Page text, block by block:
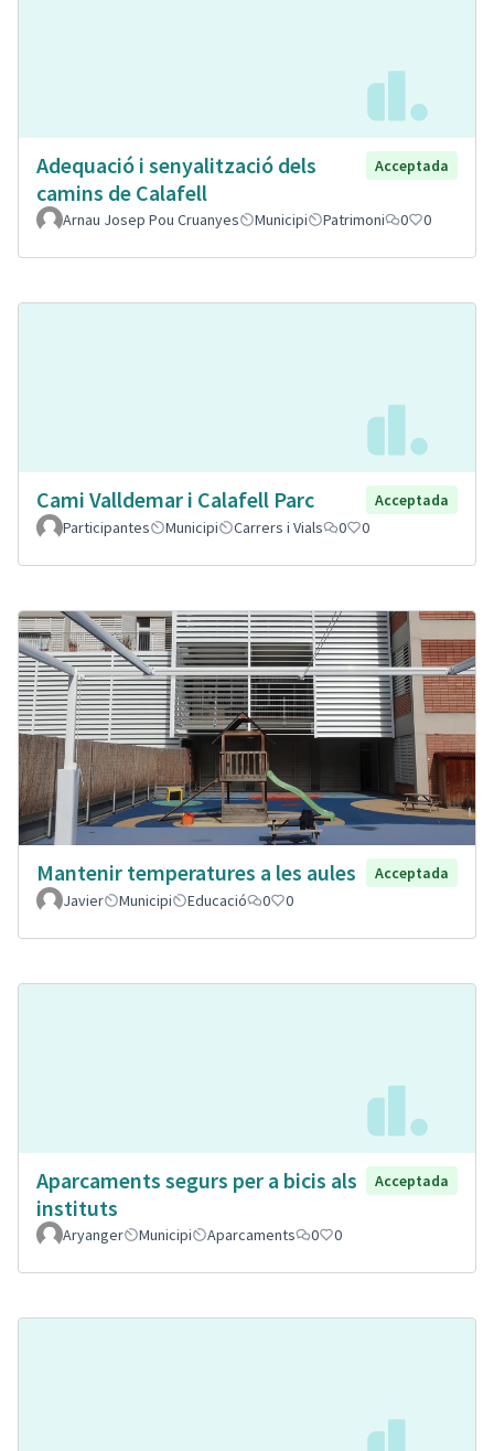
Adequació i senyalització dels
camins de Calafell
Acceptada
Arnau Josep Pou Cruanyes Municipi Patrimoni 0 0
Cami Valldemar i Calafell Parc
Acceptada
Participantes
Municipi Carrers i Vials 0 0
Mantenir temperatures a les aules
Acceptada
Javier
Municipi Educació 0 0
Aparcaments segurs per a bicis als
instituts
Acceptada
Aryanger Municipi Aparcaments 0 0